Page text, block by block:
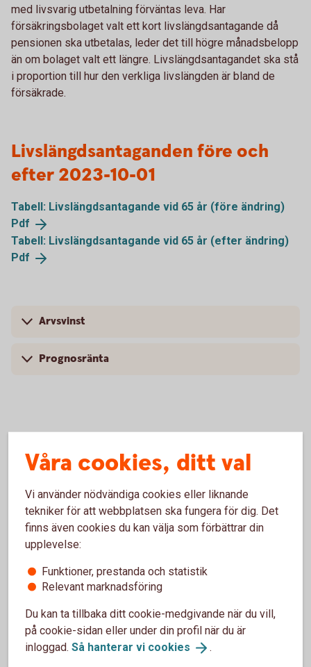
med livsvarig utbetalning förväntas leva. Har
försäkringsbolaget valt ett kort livslängdsantagande då
pensionen ska utbetalas, leder det till högre månadsbelopp
än om bolaget valt ett längre. Livslängdsantagandet ska stå
i proportion till hur den verkliga livslängden är bland de
försäkrade.
Livslängdsantaganden före och
efter 2023-10-01
Tabell: Livslängdsantagande vid 65 år (före ändring)
Pdf
Tabell: Livslängdsantagande vid 65 år (efter ändring)
Pdf
Arvsvinst
Prognosränta
2023-10-01
Arvsvinsttilldelning före 2023-10-01
Tabellen nedan visar storlek på årlig arvsvinst per 1 000
SEK i pensionskapital för respektive ålder till och med
återbetalningsskydd.
(före ändring) Pdf
Våra cookies, ditt val
Vi använder nödvändiga cookies eller liknande
tekniker för att webbplatsen ska fungera för dig. Det
finns även cookies du kan välja som förbättrar din
upplevelse:
Funktioner, prestanda och statistik
Relevant marknadsföring
Du kan ta tillbaka ditt cookie-medgivande när du vill,
på cookie-sidan eller under din profil när du är
inloggad. Så hanterar vi cookies .